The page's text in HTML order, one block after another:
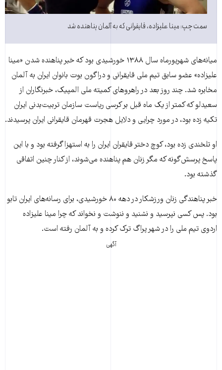
سمت چپ: مینا علیزاده، قایقرانی که به آلمان پناهنده شد
میانه‌های شهریورماه سال ۱۳۸۸ خورشیدی بود که خبر پناهنده شدن «مینا
علیزاده» عضو سابق تیم ملی قایقرانی و دراگون بوت بانوان ایران به آلمان
مخابره شد. چند روز بعد در راهروهای کمیته ملی المپیک، خبرنگاران از
سعیدلو که کمتر از یک ماه قبل بر کرسی ریاست سازمان تربیت‌بدنی ایران
تکیه زده بود، در مورد چرایی و دلایل هجرت قهرمان قایقرانی ایران پرسیدند.
او تلخندی زده بود، کوچ دختر قایقران ایران را به استهزا گرفته بود و با این
پاسخ پرسش‌گونه که مگر زنان هم پناهنده می‌شوند، از کنار چنین اتفاقی
گذشته بود.
خبر پناهندگی زنان ورزشکار در دهه ۸۰ خورشیدی، برای رسانه‌های ایران تابو
بود. پس کسی نپرسید و نشنید و ننوشت و نخواند که چرا مینا علیزاده
اردوی تیم ملی را در شهر پراگ ترک کرده و به آلمان رفته است.
آگهی